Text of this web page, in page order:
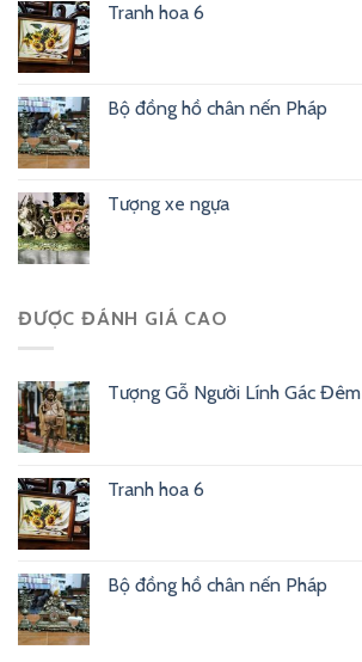
Tranh hoa 6
Bộ đồng hồ chân nến Pháp
Tượng xe ngựa
ĐƯỢC ĐÁNH GIÁ CAO
Tượng Gỗ Người Lính Gác Đêm
Tranh hoa 6
Bộ đồng hồ chân nến Pháp